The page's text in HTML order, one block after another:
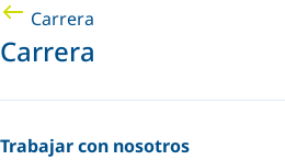
Carrera
Carrera
Trabajar con nosotros